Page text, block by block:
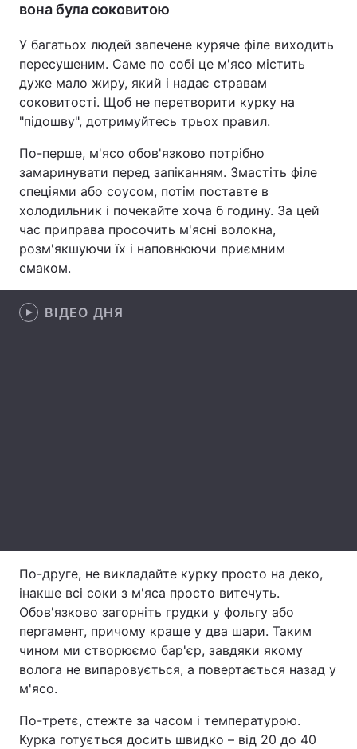
Зброя
Здоров'я Туризм
Цікавинки Погода
Екологія Регіони
Лонгріди
Відео з Youtube
Інтерв'ю Думки
Архів
Контакти
вона була соковитою
У багатьох людей запечене куряче філе виходить
пересушеним. Саме по собі це м'ясо містить
дуже мало жиру, який і надає стравам
соковитості. Щоб не перетворити курку на
"підошву", дотримуйтесь трьох правил.
По-перше, м'ясо обов'язково потрібно
замаринувати перед запіканням. Змастіть філе
спеціями або соусом, потім поставте в
холодильник і почекайте хоча б годину. За цей
час приправа просочить м'ясні волокна,
розм'якшуючи їх і наповнюючи приємним
смаком.
ВІДЕО ДНЯ
По-друге, не викладайте курку просто на деко,
інакше всі соки з м'яса просто витечуть.
Обов'язково загорніть грудки у фольгу або
пергамент, причому краще у два шари. Таким
чином ми створюємо бар'єр, завдяки якому
волога не випаровується, а повертається назад у
м'ясо.
По-третє, стежте за часом і температурою.
Курка готується досить швидко – від 20 до 40